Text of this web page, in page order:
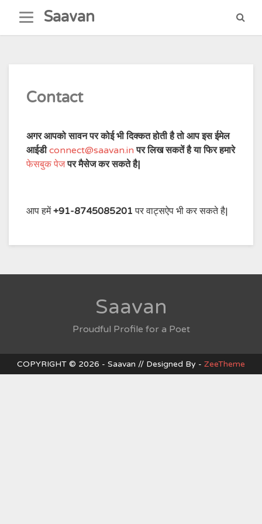
content
Saavan
Contact
अगर आपको सावन पर कोई भी दिक्कत होती है तो आप इस ईमेल
आईडीconnect@saavan.in पर लिख सकतें है या फिर हमारे
फेसबुक पेजपर मैसेज कर सकते है|
आप हमें+91-8745085201 पर वाट्सऐप भी कर सकते है|
Saavan
Proudful Profile for a Poet
COPYRIGHT © 2026 - Saavan // Designed By - ZeeTheme